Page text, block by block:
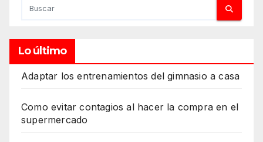
Lo último
Adaptar los entrenamientos del gimnasio a casa
Como evitar contagios al hacer la compra en el
supermercado